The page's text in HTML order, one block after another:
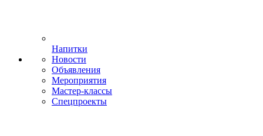
Напитки
Новости
Объявления
Мероприятия
Мастер-классы
Спецпроекты